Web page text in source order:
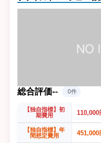
総合評価-- 0件
【独自指標】初
期費用
110,000
【独自指標】年
間想定費用
451,000